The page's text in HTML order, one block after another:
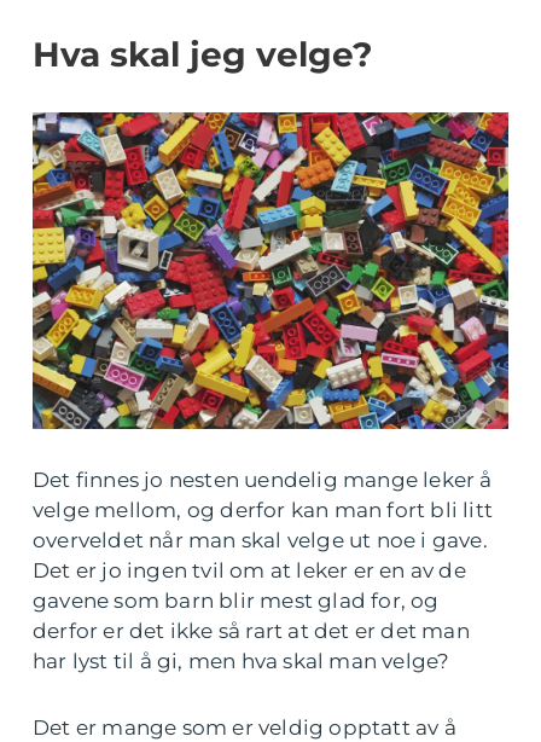
Hva skal jeg velge?
Det finnes jo nesten uendelig mange leker å
velge mellom, og derfor kan man fort bli litt
overveldet når man skal velge ut noe i gave.
Det er jo ingen tvil om at leker er en av de
gavene som barn blir mest glad for, og
derfor er det ikke så rart at det er det man
har lyst til å gi, men hva skal man velge?
Det er mange som er veldig opptatt av å